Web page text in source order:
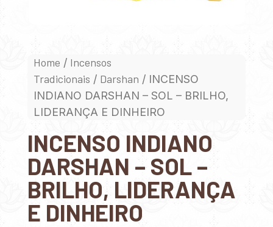
Home / Incensos
Tradicionais / Darshan / INCENSO
INDIANO DARSHAN – SOL – BRILHO,
LIDERANÇA E DINHEIRO
INCENSO INDIANO
DARSHAN – SOL –
BRILHO, LIDERANÇA
E DINHEIRO